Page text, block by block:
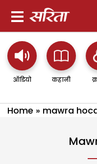
ऑडियो कहानी
Home » mawra